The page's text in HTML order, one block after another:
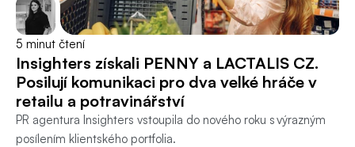
5 minut čtení
Insighters získali PENNY a LACTALIS CZ.
Posilují komunikaci pro dva velké hráče v
retailu a potravinářství
PR agentura Insighters vstoupila do nového roku s výrazným
posílením klientského portfolia.